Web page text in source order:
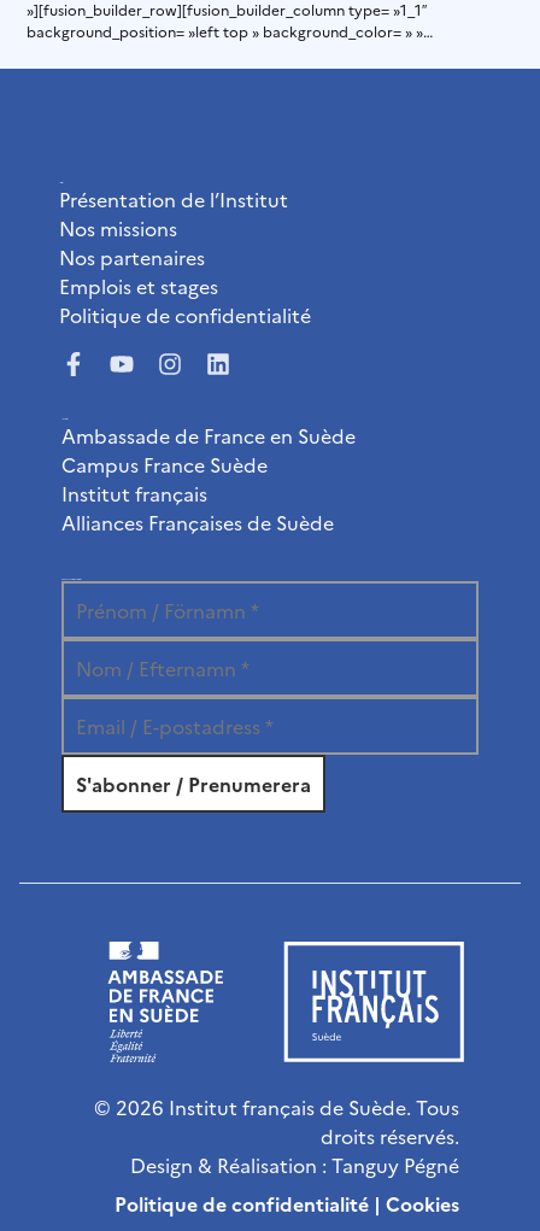
»][fusion_builder_row][fusion_builder_column type= »1_1″
background_position= »left top » background_color= » »
»yes » background_image= » » background_repeat= »no-repeat »
Présentation de l’Institut
Nos missions
Nos partenaires
Emplois et stages
Politique de confidentialité
Ambassade de France en Suède
Campus France Suède
Institut français
Alliances Françaises de Suède
© 2026 Institut français de Suède. Tous
droits réservés.
Design & Réalisation : Tanguy Pégné
Politique de confidentialité | Cookies